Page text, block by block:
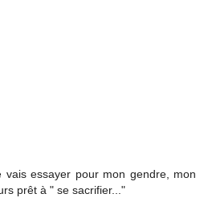
essayer pour mon gendre, mon
prêt à " se sacrifier..."